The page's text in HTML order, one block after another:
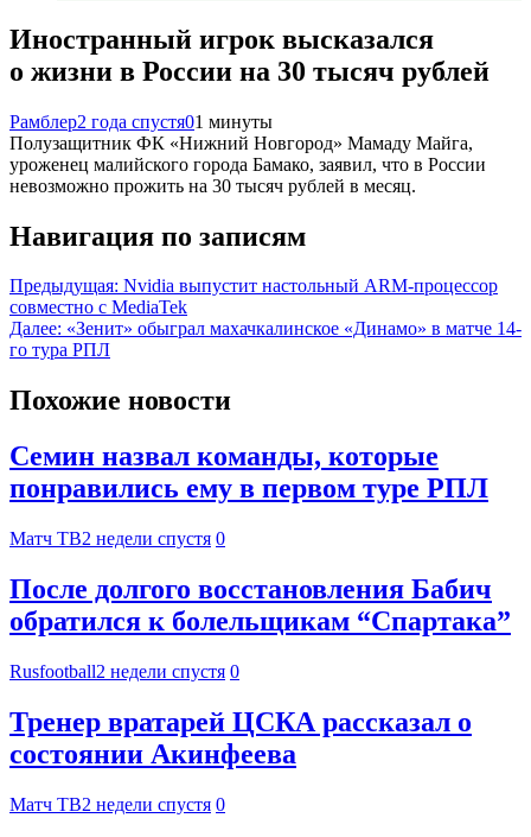
Иностранный игрок высказался
о жизни в России на 30 тысяч рублей
Рамблер2 года спустя01 минуты
Полузащитник ФК «Нижний Новгород» Мамаду Майга,
уроженец малийского города Бамако, заявил, что в России
невозможно прожить на 30 тысяч рублей в месяц.
Навигация по записям
Предыдущая: Nvidia выпустит настольный ARM-процессор
совместно с MediaTek
Далее: «Зенит» обыграл махачкалинское «Динамо» в матче 14-
го тура РПЛ
Похожие новости
Семин назвал команды, которые
понравились ему в первом туре РПЛ
Матч ТВ2 недели спустя 0
После долгого восстановления Бабич
обратился к болельщикам “Спартака”
Rusfootball2 недели спустя 0
Тренер вратарей ЦСКА рассказал о
состоянии Акинфеева
Матч ТВ2 недели спустя 0